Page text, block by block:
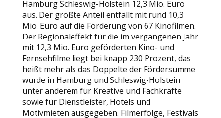
Hamburg Schleswig-Holstein 12,3 Mio. Euro
aus. Der größte Anteil entfällt mit rund 10,3
Mio. Euro auf die Förderung von 67 Kinofilmen.
Der Regionaleffekt für die im vergangenen Jahr
mit 12,3 Mio. Euro geförderten Kino- und
Fernsehfilme liegt bei knapp 230 Prozent, das
heißt mehr als das Doppelte der Fördersumme
wurde in Hamburg und Schleswig-Holstein
unter anderem für Kreative und Fachkräfte
sowie für Dienstleister, Hotels und
Motivmieten ausgegeben. Filmerfolge, Festivals